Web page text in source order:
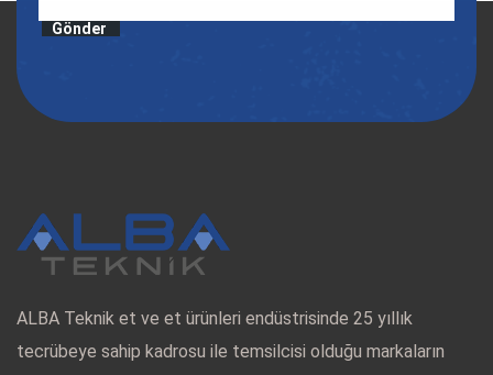
Gönder
ALBA Teknik et ve et ürünleri endüstrisinde 25 yıllık
tecrübeye sahip kadrosu ile temsilcisi olduğu markaların